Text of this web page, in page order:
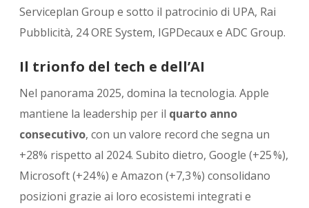
Serviceplan Group e sotto il patrocinio di UPA, Rai
Pubblicità, 24 ORE System, IGPDecaux e ADC Group.
Il trionfo del tech e dell’AI
Nel panorama 2025, domina la tecnologia. Apple
mantiene la leadership per il quarto anno
consecutivo, con un valore record che segna un
+28% rispetto al 2024. Subito dietro, Google (+25 %),
Microsoft (+24 %) e Amazon (+7,3 %) consolidano
posizioni grazie ai loro ecosistemi integrati e